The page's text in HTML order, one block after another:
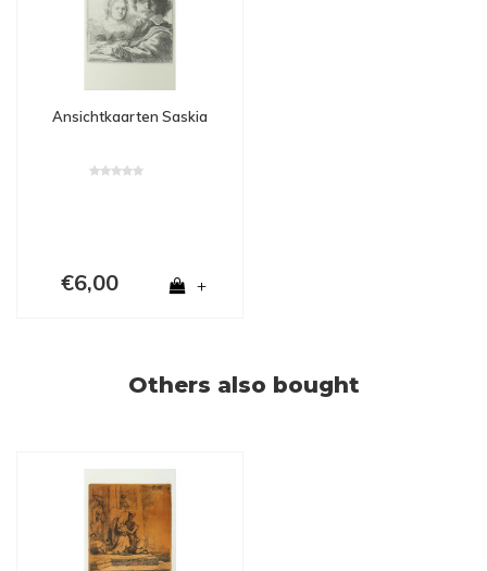
Ansichtkaarten Saskia
€6,00 +
Others also bought